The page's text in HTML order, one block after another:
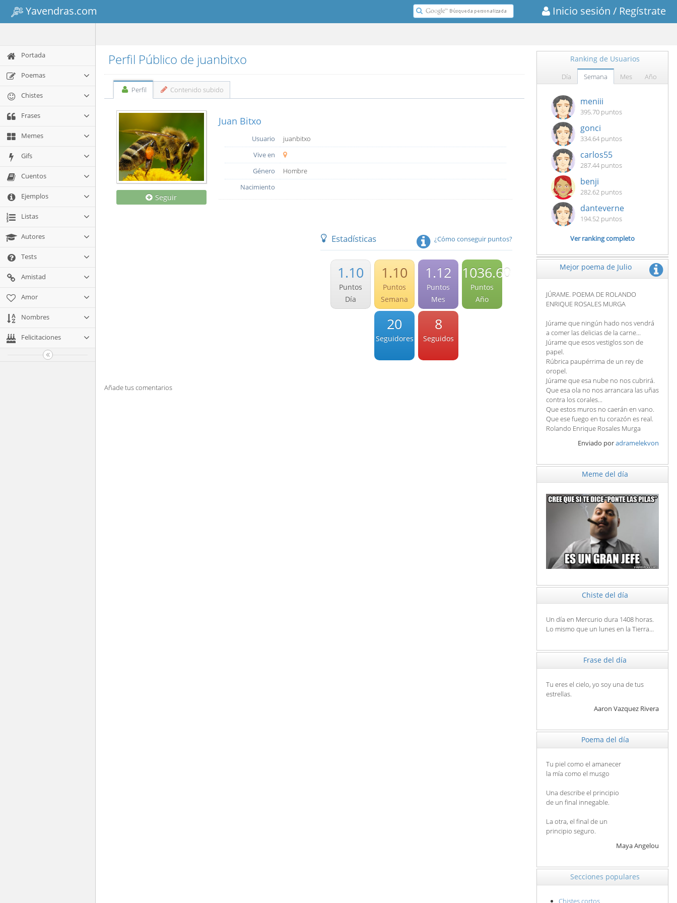
Yavendras.com Inicio sesión / Regístrate
Portada
Poemas
Chistes
Frases
Memes
Gifs
Cuentos
Ejemplos
Listas
Autores
Tests
Amistad
Amor
Nombres
Felicitaciones
Perfil Público de juanbitxo
Perfil Contenido subido
Seguir
Juan Bitxo
Usuario
juanbitxo
Vive en
Género
Hombre
Nacimiento
Estadísticas ¿Cómo conseguir puntos?
1.10
Puntos
Día
1.10
Puntos
Semana
1.12
Puntos
Mes
1036.60
Puntos
Año
20
Seguidores
8
Seguidos
Añade tus comentarios
Ranking de Usuarios
Día Semana Mes Año
meniii
395.70 puntos
gonci
334.64 puntos
carlos55
287.44 puntos
benji
282.62 puntos
danteverne
194.52 puntos
Ver ranking completo
Mejor poema de Julio
JÚRAME. POEMA DE ROLANDO
ENRIQUE ROSALES MURGA
Júrame que ningún hado nos vendrá
a comer las delicias de la carne...
Júrame que esos vestiglos son de
papel.
Rúbrica paupérrima de un rey de
oropel.
Júrame que esa nube no nos cubrirá.
Que esa ola no nos arrancara las uñas
contra los corales...
Que estos muros no caerán en vano.
Que ese fuego en tu corazón es real.
Rolando Enrique Rosales Murga
Enviado poradramelekvon
Meme del día
Chiste del día
Un día en Mercurio dura 1408 horas.
Lo mismo que un lunes en la Tierra...
Frase del día
Tu eres el cielo, yo soy una de tus
estrellas.
Aaron Vazquez Rivera
Poema del día
Tu piel como el amanecer
la mía como el musgo
Una describe el principio
de un final innegable.
La otra, el final de un
principio seguro.
Maya Angelou
Secciones populares
Chistes cortos